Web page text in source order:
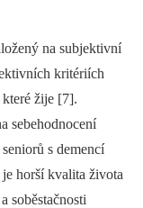
na subjektivní
kritériích
žije [7].
sebehodnocení
s demencí
horší kvalita života
soběstačnosti